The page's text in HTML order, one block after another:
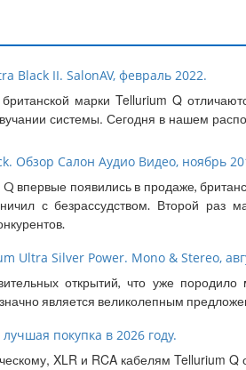
Black II. SalonAV, февраль 2022.
марки Tellurium Q
системы. Сегодня в нашем
Обзор Салон Аудио Видео, ноябрь
впервые появились в продаже,
с безрассудством. Второй
Ultra Silver Power. Mono & Stereo,
открытий, что уже
является великолепным
покупка в 2026 году.
XLR и RCA кабелям Tellurium